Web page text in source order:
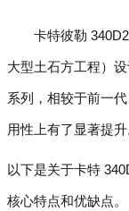
卡特彼勒
大型土石方工程）
系列，相较于前一
用性上有了显著提升
以下是关于卡特
核心特点和优缺点。